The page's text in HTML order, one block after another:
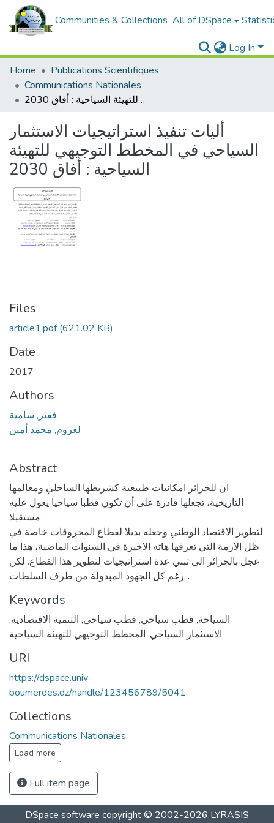
Communities & Collections All of DSpace
Log In
Home
Publications Scientifiques
Communications Nationales
أليات تنفيذ استراتيجيات الاستثمار السياحي في المخطط التوجيهي للتهيئة السياحية : أفاق 2030
أليات تنفيذ استراتيجيات الاستثمار
السياحي في المخطط التوجيهي للتهيئة
السياحية : أفاق 2030
Files
article1.pdf(621.02 KB)
Date
2017
Authors
فقير, سامية
لعروم, محمد أمين
Abstract
ان للجزائر امكانيات طبيعية كشريطها الساحلي ومعالمها
التاريخية، تجعلها قادرة على أن تكون قطبا سياحيا يعول عليه
مستقبلا
لتطوير الاقتصاد الوطني وجعله بديلا لقطاع المحروقات خاصة في
ظل الازمة التي تعرفها هاته الاخيرة في السنوات الماضية، هذا ما
عجل بالجزائر الى تبني عدة استراتيجيات لتطوير هذا القطاع. لكن
رغم كل الجهود المبذولة من طرف السلطات...
Keywords
السياحة, قطب سياحي, قطب سياحي, التنمية الاقتصادية,
الاستثمار السياحي, المخطط التوجيهي للتهيئة السياحية
URI
https://dspace.univ-
boumerdes.dz/handle/123456789/5041
Collections
Communications Nationales
Load more
Full item page
DSpace software copyright © 2002-2026 LYRASIS